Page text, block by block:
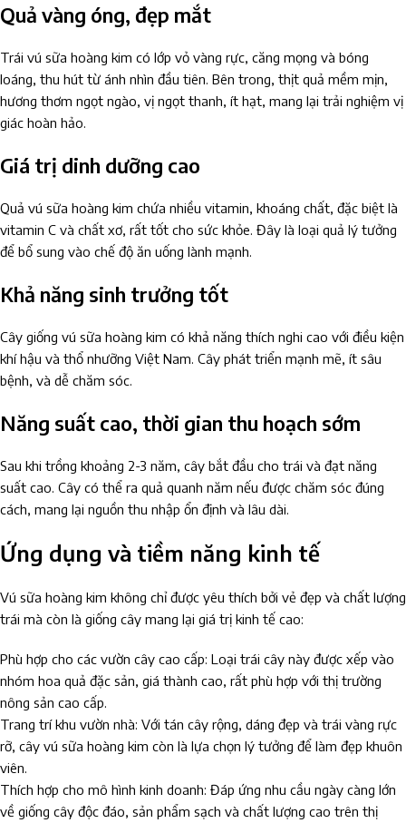
Quả vàng óng, đẹp mắt
Trái vú sữa hoàng kim có lớp vỏ vàng rực, căng mọng và bóng
loáng, thu hút từ ánh nhìn đầu tiên. Bên trong, thịt quả mềm mịn,
hương thơm ngọt ngào, vị ngọt thanh, ít hạt, mang lại trải nghiệm vị
giác hoàn hảo.
Giá trị dinh dưỡng cao
Quả vú sữa hoàng kim chứa nhiều vitamin, khoáng chất, đặc biệt là
vitamin C và chất xơ, rất tốt cho sức khỏe. Đây là loại quả lý tưởng
để bổ sung vào chế độ ăn uống lành mạnh.
Khả năng sinh trưởng tốt
Cây giống vú sữa hoàng kim có khả năng thích nghi cao với điều kiện
khí hậu và thổ nhưỡng Việt Nam. Cây phát triển mạnh mẽ, ít sâu
bệnh, và dễ chăm sóc.
Năng suất cao, thời gian thu hoạch sớm
Sau khi trồng khoảng 2-3 năm, cây bắt đầu cho trái và đạt năng
suất cao. Cây có thể ra quả quanh năm nếu được chăm sóc đúng
cách, mang lại nguồn thu nhập ổn định và lâu dài.
Ứng dụng và tiềm năng kinh tế
Vú sữa hoàng kim không chỉ được yêu thích bởi vẻ đẹp và chất lượng
trái mà còn là giống cây mang lại giá trị kinh tế cao:
Phù hợp cho các vườn cây cao cấp: Loại trái cây này được xếp vào
nhóm hoa quả đặc sản, giá thành cao, rất phù hợp với thị trường
nông sản cao cấp.
Trang trí khu vườn nhà: Với tán cây rộng, dáng đẹp và trái vàng rực
rỡ, cây vú sữa hoàng kim còn là lựa chọn lý tưởng để làm đẹp khuôn
viên.
Thích hợp cho mô hình kinh doanh: Đáp ứng nhu cầu ngày càng lớn
về giống cây độc đáo, sản phẩm sạch và chất lượng cao trên thị